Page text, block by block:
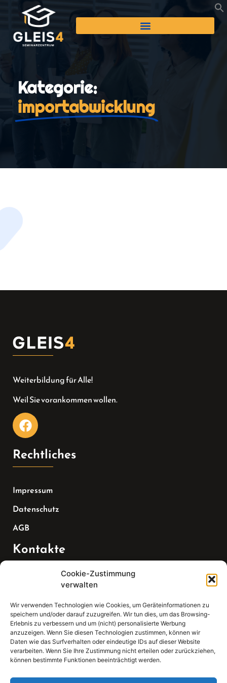
Cookie-Zustimmung
verwalten
Wir verwenden Technologien wie Cookies, um Geräteinformationen zu
speichern und/oder darauf zuzugreifen. Wir tun dies, um das Browsing-
Erlebnis zu verbessern und um (nicht) personalisierte Werbung
anzuzeigen. Wenn Sie diesen Technologien zustimmen, können wir
Daten wie das Surfverhalten oder eindeutige IDs auf dieser Website
verarbeiten. Wenn Sie Ihre Zustimmung nicht erteilen oder zurückziehen,
können bestimmte Funktionen beeinträchtigt werden.
Kategorie:
importabwicklung
Weiterbildung für Alle!
Weil Sie vorankommen wollen.
Rechtliches
Impressum
Datenschutz
AGB
Kontakte
07147 270 3349
Email:
sekretariat(at)gleis4-seminarzentrum.com
Adresse: